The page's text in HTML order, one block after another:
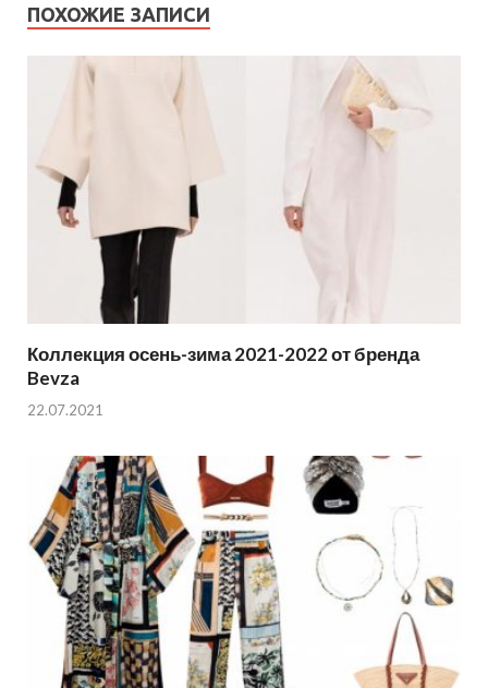
ПОХОЖИЕ ЗАПИСИ
Коллекция осень-зима 2021-2022 от бренда
Bevza
22.07.2021